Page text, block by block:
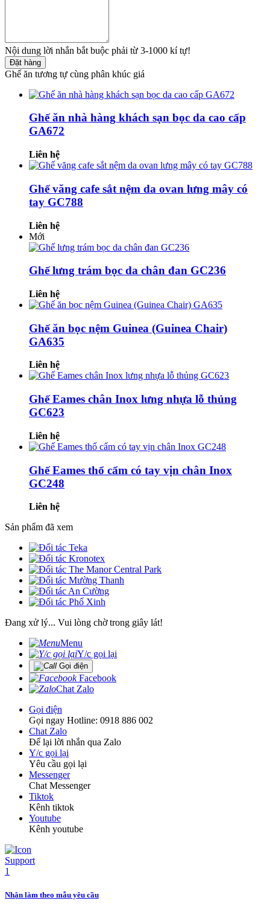
Nội dung lời nhắn bắt buộc phải từ 3-1000 kí tự!
Đặt hàng
Ghế ăn tương tự cùng phân khúc giá
Ghế ăn nhà hàng khách sạn bọc da cao cấp
GA672
Liên hệ
Ghế văng cafe sắt nệm da ovan lưng mây có
tay GC788
Liên hệ
Mới
Ghế lưng trám bọc da chân đan GC236
Liên hệ
Ghế ăn bọc nệm Guinea (Guinea Chair)
GA635
Liên hệ
Ghế Eames chân Inox lưng nhựa lỗ thủng
GC623
Liên hệ
Ghế Eames thổ cẩm có tay vịn chân Inox
GC248
Liên hệ
Sản phẩm đã xem
Đang xử lý... Vui lòng chờ trong giây lát!
Menu
Y/c gọi lại
Gọi điện
Facebook
Chat Zalo
Gọi điện
Gọi ngay Hotline: 0918 886 002
Chat Zalo
Để lại lời nhắn qua Zalo
Y/c gọi lại
Yêu cầu gọi lại
Messenger
Chat Messenger
Tiktok
Kênh tiktok
Youtube
Kênh youtube
Nhận làm theo mẫu yêu cầu